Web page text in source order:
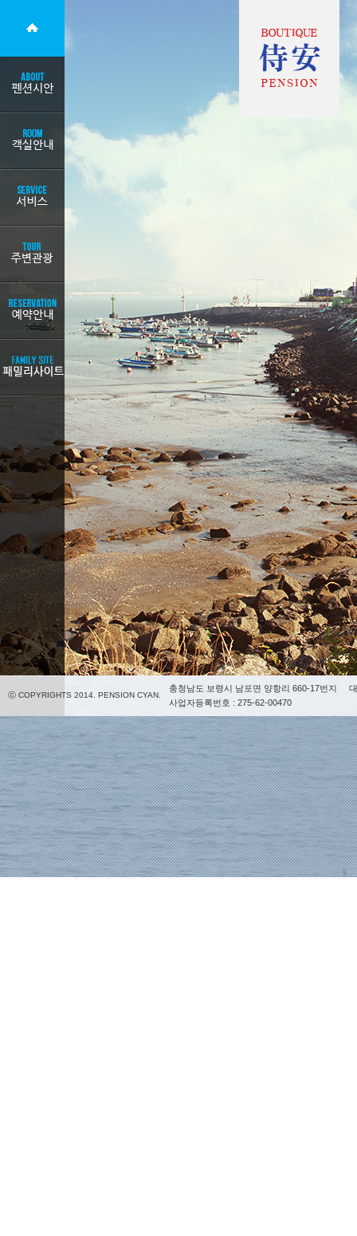
ⓒ COPYRIGHTS 2014. PENSION CYAN.
충청남도 보령시 남포면 양항리 660-17번지
사업자등록번호 : 275-62-00470